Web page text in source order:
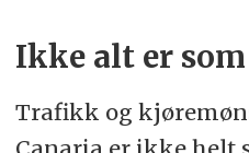
Ikke alt er
Trafikk og